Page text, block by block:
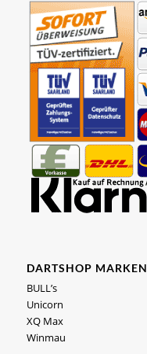
DARTSHOP MARKEN
BULL’s
Unicorn
XQ Max
Winmau